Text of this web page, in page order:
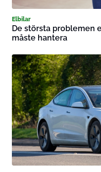
Elbilar
De största problemen
måste hantera